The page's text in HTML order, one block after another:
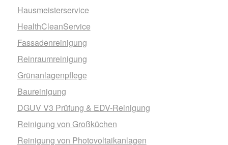
Hausmeisterservice
HealthCleanService
Fassadenreinigung
Reinraumreinigung
Grünanlagenpflege
Baureinigung
DGUV V3 Prüfung & EDV-Reinigung
Reinigung von Großküchen
Reinigung von Photovoltaikanlagen